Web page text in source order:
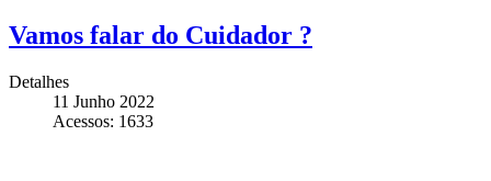
Vamos falar do Cuidador ?
Detalhes
11 Junho 2022
Acessos: 1633